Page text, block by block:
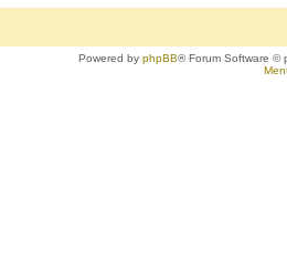
Powered byphpBB® Forum Software ©